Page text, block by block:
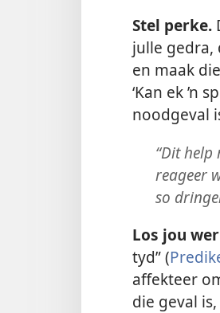
Stel perke.
julle gedra,
en maak
‘Kan ek ’n
noodgeval
“Dit
reageer
so
Los jou
tyd” (
affekteer
die geval